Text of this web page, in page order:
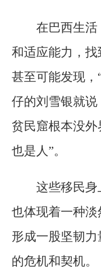
在巴西生
和适应能力，
甚至可能发现，
仔的刘雪银就说
贫民窟根本没
也是人”。
这些移民身
也体现着一种
形成一股坚韧
的危机和契机。